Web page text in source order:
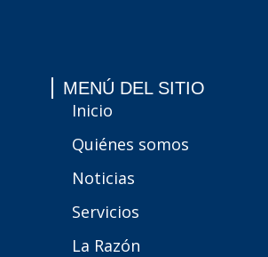
MENÚ DEL SITIO
Inicio
Quiénes somos
Noticias
Servicios
La Razón